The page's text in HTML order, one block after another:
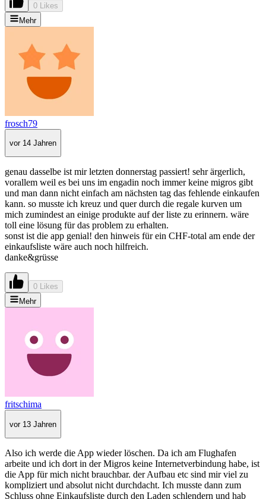
0 Likes
Mehr
frosch79
vor 14 Jahren
genau dasselbe ist mir letzten donnerstag passiert! sehr ärgerlich,
vorallem weil es bei uns im engadin noch immer keine migros gibt
und man dann nicht einfach am nächsten tag das fehlende einkaufen
kann. so musste ich kreuz und quer durch die regale kurven um
mich zumindest an einige produkte auf der liste zu erinnern. wäre
toll eine lösung für das problem zu erhalten.
sonst ist die app genial! den hinweis für ein CHF-total am ende der
einkaufsliste wäre auch noch hilfreich.
danke&grüsse
0 Likes
Mehr
fritschima
vor 13 Jahren
Also ich werde die App wieder löschen. Da ich am Flughafen
arbeite und ich dort in der Migros keine Internetverbindung habe, ist
die App für mich nicht brauchbar. der Aufbau etc sind mir viel zu
kompliziert und absolut nicht durchdacht. Ich musste dann zum
Schluss ohne Einkaufsliste durch den Laden schlendern und hab